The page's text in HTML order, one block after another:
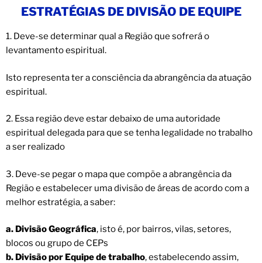
ESTRATÉGIAS DE DIVISÃO DE EQUIPE
1. Deve-se determinar qual a Região que sofrerá o
levantamento espiritual.
Isto representa ter a consciência da abrangência da atuação
espiritual.
2. Essa região deve estar debaixo de uma autoridade
espiritual delegada para que se tenha legalidade no trabalho
a ser realizado
3. Deve-se pegar o mapa que compõe a abrangência da
Região e estabelecer uma divisão de áreas de acordo com a
melhor estratégia, a saber:
a. Divisão Geográfica, isto é, por bairros, vilas, setores,
blocos ou grupo de CEPs
b. Divisão por Equipe de trabalho, estabelecendo assim,